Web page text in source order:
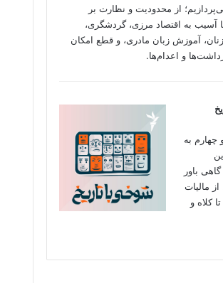
از محدودیت و نظارت بر
تا آسیب به اقتصاد مرزی، گردشگری،
آموزش زبان مادری، و قطع امکان
و اعدام‌ها.
چهارم به
باور
مالیات
کلاه و